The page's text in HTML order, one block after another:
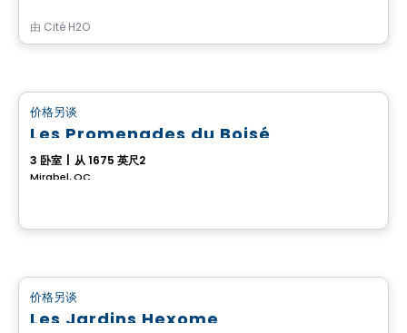
由 Cité H2O
价格另谈
Les Promenades du Boisé
3 卧室 从 1675 英尺2
Mirabel, QC
价格另谈
Les Jardins Hexome